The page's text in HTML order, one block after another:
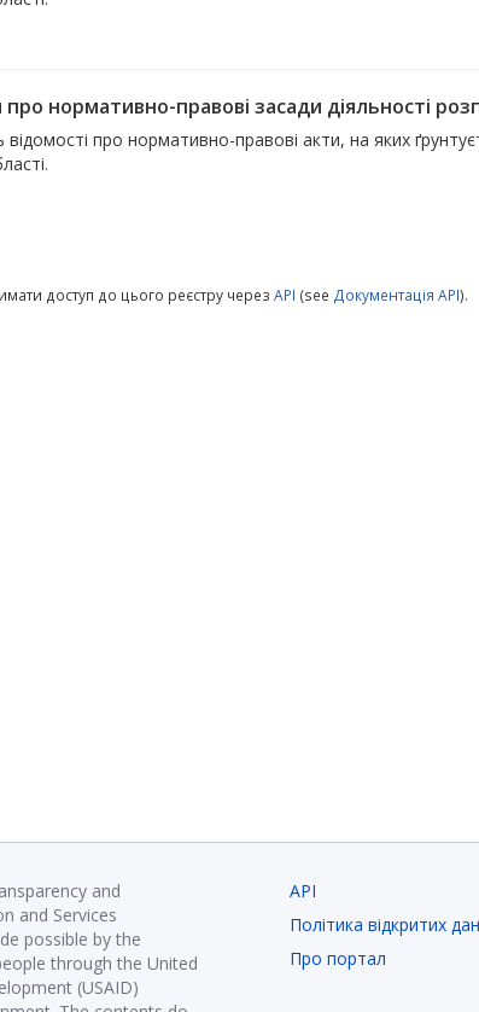
про нормативно-правові засади діяльності
відомості про нормативно-правові акти, на яких
доступ до цього реєстру через API (see Документація API).
and
and Services
possible by the
through the United
(USAID)
API
Політика відкритих
Про портал